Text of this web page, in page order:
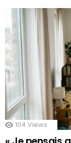
104 Views